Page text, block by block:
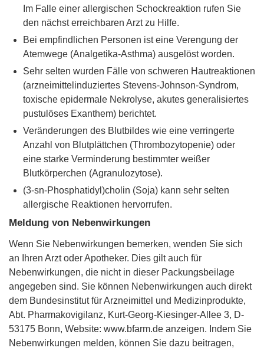
Im Falle einer allergischen Schockreaktion rufen Sie
den nächst erreichbaren Arzt zu Hilfe.
Bei empfindlichen Personen ist eine Verengung der
Atemwege (Analgetika-Asthma) ausgelöst worden.
Sehr selten wurden Fälle von schweren Hautreaktionen
(arzneimittelinduziertes Stevens-Johnson-Syndrom,
toxische epidermale Nekrolyse, akutes generalisiertes
pustulöses Exanthem) berichtet.
Veränderungen des Blutbildes wie eine verringerte
Anzahl von Blutplättchen (Thrombozytopenie) oder
eine starke Verminderung bestimmter weißer
Blutkörperchen (Agranulozytose).
(3-sn-Phosphatidyl)cholin (Soja) kann sehr selten
allergische Reaktionen hervorrufen.
Meldung von Nebenwirkungen
Wenn Sie Nebenwirkungen bemerken, wenden Sie sich
an Ihren Arzt oder Apotheker. Dies gilt auch für
Nebenwirkungen, die nicht in dieser Packungsbeilage
angegeben sind. Sie können Nebenwirkungen auch direkt
dem Bundesinstitut für Arzneimittel und Medizinprodukte,
Abt. Pharmakovigilanz, Kurt-Georg-Kiesinger-Allee 3, D-
53175 Bonn, Website: www.bfarm.de anzeigen. Indem Sie
Nebenwirkungen melden, können Sie dazu beitragen,